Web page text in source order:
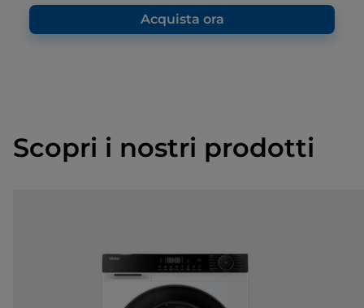
Acquista ora
Scopri i nostri prodotti